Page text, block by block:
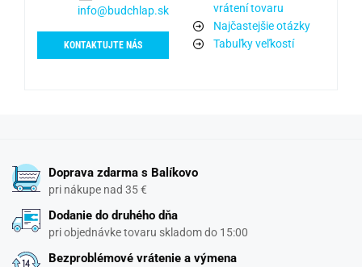
info@budchlap.sk
KONTAKTUJTE NÁS
vrátení tovaru
Najčastejšie otázky
Tabuľky veľkostí
Doprava zdarma s Balíkovo
pri nákupe nad 35 €
Dodanie do druhého dňa
pri objednávke tovaru skladom do 15:00
Bezproblémové vrátenie a výmena